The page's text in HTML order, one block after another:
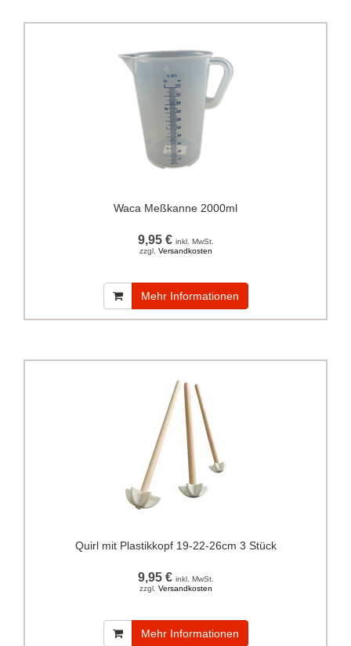
Waca Meßkanne 2000ml
9,95 € inkl. MwSt.
zzgl. Versandkosten
Mehr Informationen
Quirl mit Plastikkopf 19-22-26cm 3 Stück
9,95 € inkl. MwSt.
zzgl. Versandkosten
Mehr Informationen